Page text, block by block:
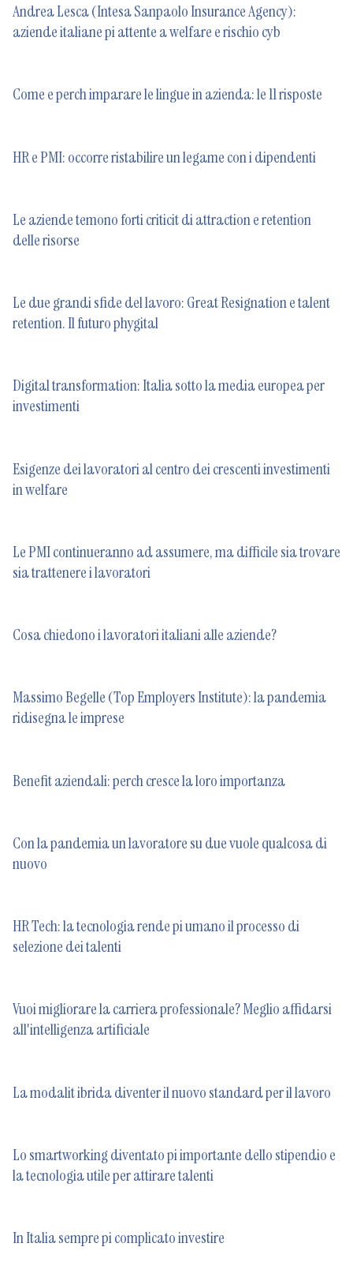
Andrea Lesca (Intesa Sanpaolo Insurance Agency):
aziende italiane pi attente a welfare e rischio cyb
Come e perch imparare le lingue in azienda: le 11 risposte
HR e PMI: occorre ristabilire un legame con i dipendenti
Le aziende temono forti criticit di attraction e retention
delle risorse
Le due grandi sfide del lavoro: Great Resignation e talent
retention. Il futuro phygital
Digital transformation: Italia sotto la media europea per
investimenti
Esigenze dei lavoratori al centro dei crescenti investimenti
in welfare
Le PMI continueranno ad assumere, ma difficile sia trovare
sia trattenere i lavoratori
Cosa chiedono i lavoratori italiani alle aziende?
Massimo Begelle (Top Employers Institute): la pandemia
ridisegna le imprese
Benefit aziendali: perch cresce la loro importanza
Con la pandemia un lavoratore su due vuole qualcosa di
nuovo
HR Tech: la tecnologia rende pi umano il processo di
selezione dei talenti
Vuoi migliorare la carriera professionale? Meglio affidarsi
all'intelligenza artificiale
La modalit ibrida diventer il nuovo standard per il lavoro
Lo smartworking diventato pi importante dello stipendio e
la tecnologia utile per attirare talenti
In Italia sempre pi complicato investire